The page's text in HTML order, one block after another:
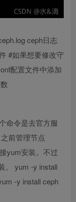
ceph日志
#如果想要修改守
配置文件中添加
命令是去官方服
前管理节点
yum安装。不过
。 yum -y install
-y install ceph